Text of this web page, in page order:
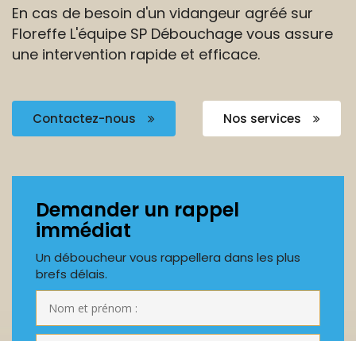
En cas de besoin d'un vidangeur agréé sur
Floreffe L'équipe SP Débouchage vous assure
une intervention rapide et efficace.
Contactez-nous Nos services
Demander un rappel
immédiat
Un déboucheur vous rappellera dans les plus
brefs délais.